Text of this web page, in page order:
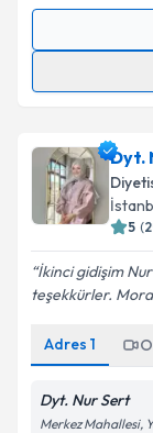
için bir
E-posta
Metni
Dyt.
5 (
İkinci gidişim
teşekkürler.
Adres 1
Dyt. Nur Sert
Merkez Mahallesi,